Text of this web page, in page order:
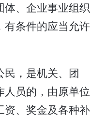
、企业事业组织
有条件的应当允许
，是机关、团
员的，由原单位
资、奖金及各种补